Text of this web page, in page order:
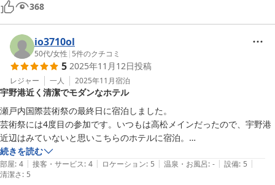
368
io3710ol
50代/女性 | 5件のクチコミ
5 2025年11月12日投稿
レジャー 一人 2025年11月宿泊
宇野港近く清潔でモダンなホテル
瀬戸内国際芸術祭の最終日に宿泊しました。
芸術祭には4度目の参加です。いつもは高松メインだったので、宇野港
近辺はみていないと思いこちらのホテルに宿泊。
宇野駅からも宇野港からも近く、新しくモダンなホテルです。
私はセパレートルームですが、清潔で居心地がよかったです。
アコーディオンカーテンなので、スーツケースの開閉音、足音、ドアの
続きを読む
部屋: 4 | 接客・サービス: 4 | ロケーション: 5 | 温泉・お風呂: - | 設備: 5 |
清潔さ: 5